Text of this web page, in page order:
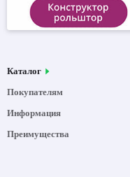
Каталог
Покупателям
Информация
Преимущества